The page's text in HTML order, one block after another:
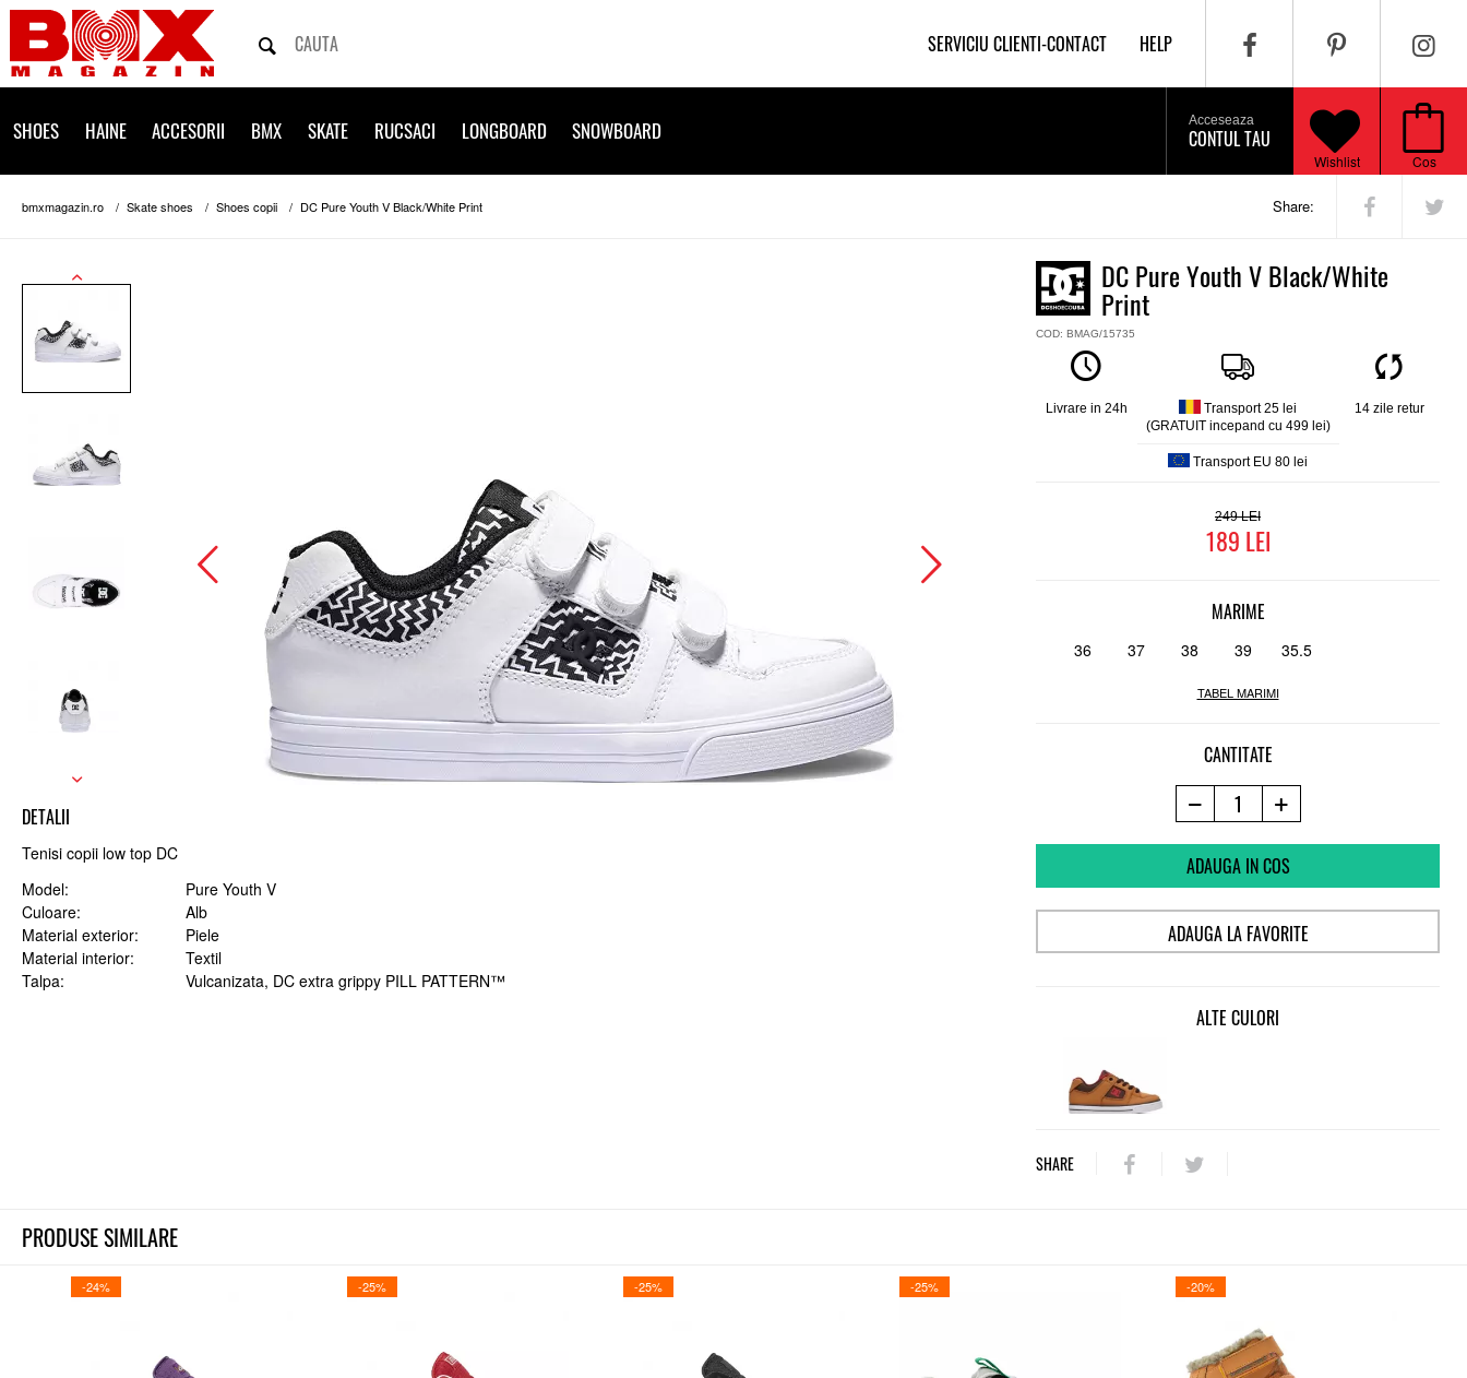
SERVICIU CLIENTI-CONTACT HELP
Cos
Wishlist
Acceseaza
CONTUL TAU
SHOES HAINE ACCESORII BMX SKATE RUCSACI LONGBOARD SNOWBOARD
Share:
bmxmagazin.ro Skate shoes Shoes copii DC Pure Youth V Black/White Print
DETALII
Tenisi copii low top DC
Model
Pure Youth V
Culoare
Alb
Material exterior
Piele
Material interior
Textil
Talpa
Vulcanizata, DC extra grippy PILL PATTERN™
DC Pure Youth V Black/White
Print
COD: BMAG/15735
Livrare in 24h
Transport 25 lei
(GRATUIT incepand cu 499 lei)
Transport EU 80 lei
14 zile retur
249
189
MARIME
36 37 38 39 35.5
TABEL MARIMI
CANTITATE
ADAUGA IN COS
ADAUGA LA FAVORITE
ALTE CULORI
SHARE
PRODUSE SIMILARE
-24% -25% -25% -25% -20%